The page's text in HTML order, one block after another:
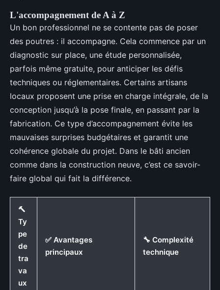
L'accompagnement de A à Z
Un bon professionnel ne se contente pas de poser
des poutres : il accompagne. Cela commence par un
diagnostic sur place, une étude personnalisée,
parfois même gratuite, pour anticiper les défis
techniques ou réglementaires. Certains artisans
locaux proposent une prise en charge intégrale, de la
conception jusqu’à la pose finale, en passant par la
fabrication. Ce type d’accompagnement évite les
mauvaises surprises budgétaires et garantit une
cohérence globale du projet. Dans le bâti ancien
comme dans la construction neuve, c’est ce savoir-
faire global qui fait la différence.
🔨
Ty
pe
de
tra
va
ux
✅ Avantages
principaux
🔧 Complexité
technique